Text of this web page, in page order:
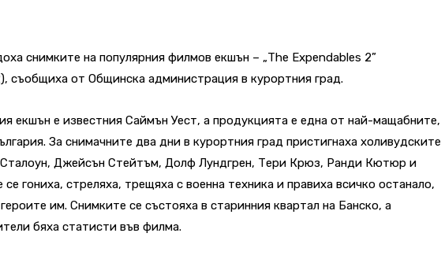
снимките на популярния филмов екшън – „The Expendables 2”
съобщиха от Общинска администрация в курортния град.
екшън е известния Саймън Уест, а продукцията е една от най-мащабните,
За снимачните два дни в курортния град пристигнаха холивудските
Джейсън Стейтъм, Долф Лундгрен, Тери Крюз, Ранди Кютюр и
гониха, стреляха, трещяха с военна техника и правиха всичко останало,
им. Снимките се състояха в старинния квартал на Банско, а
бяха статисти във филма.